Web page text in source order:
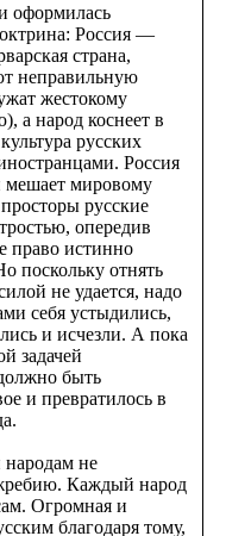
оформилась
Россия —
страна,
неправильную
жестокому
а народ коснеет в
русских
Россия
мешает мировому
русские
опередив
право истинно
поскольку отнять
не удается, надо
себя устыдились,
и исчезли. А пока
задачей
быть
и превратилось в
народам не
Каждый народ
Огромная и
благодаря тому,